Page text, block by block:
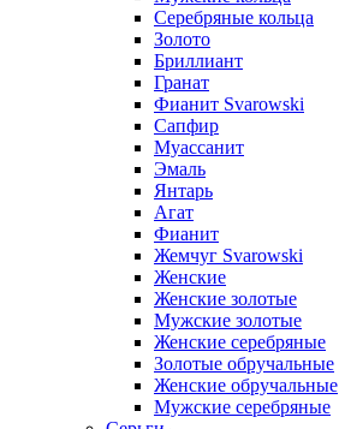
Серебряные кольца
Золото
Бриллиант
Гранат
Фианит Svarowski
Сапфир
Муассанит
Эмаль
Янтарь
Агат
Фианит
Жемчуг Svarowski
Женские
Женские золотые
Мужские золотые
Женские серебряные
Золотые обручальные
Женские обручальные
Мужские серебряные